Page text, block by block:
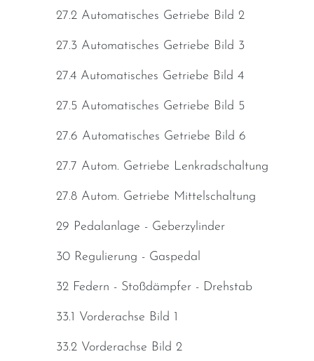
27.2 Automatisches Getriebe Bild 2
27.3 Automatisches Getriebe Bild 3
27.4 Automatisches Getriebe Bild 4
27.5 Automatisches Getriebe Bild 5
27.6 Automatisches Getriebe Bild 6
27.7 Autom. Getriebe Lenkradschaltung
27.8 Autom. Getriebe Mittelschaltung
29 Pedalanlage - Geberzylinder
30 Regulierung - Gaspedal
32 Federn - Stoßdämpfer - Drehstab
33.1 Vorderachse Bild 1
33.2 Vorderachse Bild 2